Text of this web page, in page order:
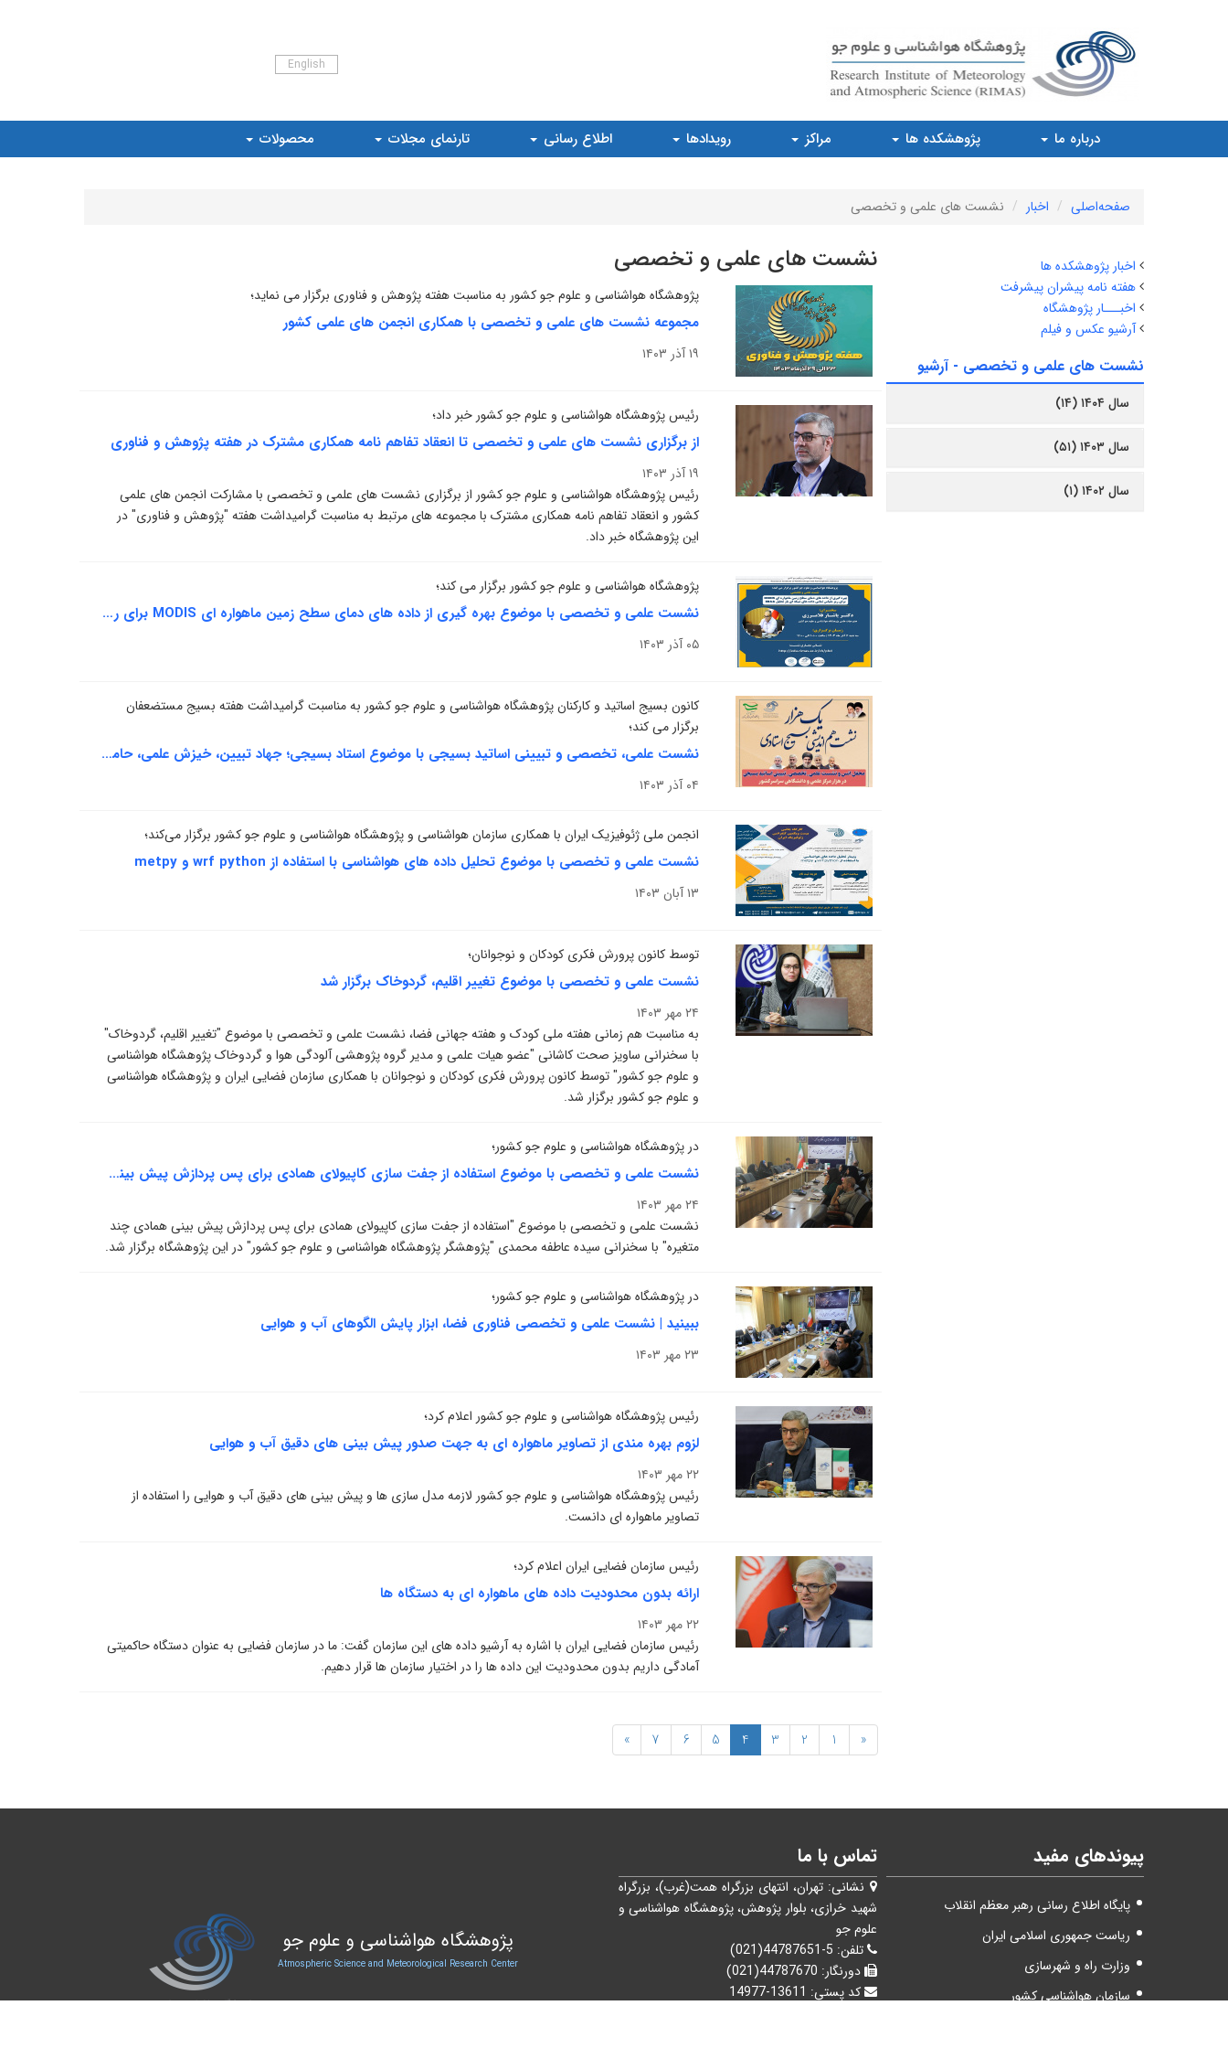
English
درباره ما پژوهشکده ها مراکز رویدادها اطلاع رسانی تارنمای مجلات محصولات
صفحه‌اصلی اخبار نشست های علمی و تخصصی
نشست های علمی و تخصصی
پژوهشگاه هواشناسی و علوم جو کشور به مناسبت هفته پژوهش و فناوری برگزار می نماید؛
مجموعه نشست های علمی و تخصصی با همکاری انجمن های علمی کشور
۱۹ آذر ۱۴۰۳
رئیس پژوهشگاه هواشناسی و علوم جو کشور خبر داد؛
از برگزاری نشست های علمی و تخصصی تا انعقاد تفاهم نامه همکاری مشترک در هفته پژوهش و فناوری
۱۹ آذر ۱۴۰۳
رئیس پژوهشگاه هواشناسی و علوم جو کشور از برگزاری نشست های علمی و تخصصی با مشارکت انجمن های علمی
کشور و انعقاد تفاهم نامه همکاری مشترک با مجموعه های مرتبط به مناسبت گرامیداشت هفته "پژوهش و فناوری" در
این پژوهشگاه خبر داد.
پژوهشگاه هواشناسی و علوم جو کشور برگزار می کند؛
نشست علمی و تخصصی با موضوع بهره گیری از داده های دمای سطح زمین ماهواره ای MODIS برای ریز مقیاس نمایی داده های شبکه ای باز تحلیل ERA۵
۰۵ آذر ۱۴۰۳
کانون بسیج اساتید و کارکنان پژوهشگاه هواشناسی و علوم جو کشور به مناسبت گرامیداشت هفته بسیج مستضعفان
برگزار می کند؛
نشست علمی، تخصصی و تبیینی اساتید بسیجی با موضوع استاد بسیجی؛ جهاد تبیین، خیزش علمی، حامی مقاومت
۰۴ آذر ۱۴۰۳
انجمن ملی ژئوفیزیک ایران با همکاری سازمان هواشناسی و پژوهشگاه هواشناسی و علوم جو کشور برگزار می‌کند؛
نشست علمی و تخصصی با موضوع تحلیل داده های هواشناسی با استفاده از wrf python و metpy
۱۳ آبان ۱۴۰۳
توسط کانون پرورش فکری کودکان و نوجوانان؛
نشست علمی و تخصصی با موضوع تغییر اقلیم، گردوخاک برگزار شد
۲۴ مهر ۱۴۰۳
به مناسبت هم‌ زمانی هفته ملی کودک و هفته جهانی فضا، نشست علمی و تخصصی با موضوع "تغییر اقلیم، گردوخاک"
با سخنرانی ساویز صحت کاشانی "عضو هیات علمی و مدیر گروه پژوهشی آلودگی هوا و گردوخاک پژوهشگاه هواشناسی
و علوم جو کشور" توسط کانون پرورش فکری کودکان و نوجوانان با همکاری سازمان فضایی ایران و پژوهشگاه هواشناسی
و علوم جو کشور برگزار شد.
در پژوهشگاه هواشناسی و علوم جو کشور؛
نشست علمی و تخصصی با موضوع استفاده از جفت سازی کاپیولای همادی برای پس پردازش پیش بینی همادی چند متغیره برگزار شد
۲۴ مهر ۱۴۰۳
نشست علمی و تخصصی با موضوع "استفاده از جفت سازی کاپیولای همادی برای پس پردازش پیش بینی همادی چند
متغیره" با سخنرانی سیده عاطفه محمدی "پژوهشگر پژوهشگاه هواشناسی و علوم جو کشور" در این پژوهشگاه برگزار شد.
در پژوهشگاه هواشناسی و علوم جو کشور؛
ببینید | نشست علمی و تخصصی فناوری فضا، ابزار پایش الگوهای آب و هوایی
۲۳ مهر ۱۴۰۳
رئیس پژوهشگاه هواشناسی و علوم جو کشور اعلام کرد؛
لزوم بهره مندی از تصاویر ماهواره ای به جهت صدور پیش بینی های دقیق آب و هوایی
۲۲ مهر ۱۴۰۳
رئیس پژوهشگاه هواشناسی و علوم جو کشور لازمه مدل سازی ها و پیش بینی های دقیق آب و هوایی را استفاده از
تصاویر ماهواره ای دانست.
رئیس سازمان فضایی ایران اعلام کرد؛
ارائه بدون محدودیت داده‌ های ماهواره‌ ای به دستگاه ‌ها
۲۲ مهر ۱۴۰۳
رئیس سازمان فضایی ایران با اشاره به آرشیو داده ‌های این سازمان گفت: ما در سازمان فضایی به عنوان دستگاه حاکمیتی
آمادگی داریم بدون محدودیت این داده ‌ها را در اختیار سازمان ‌ها قرار دهیم.
«
1
2
3
4
5
6
7
»
اخبار پژوهشکده ها
هفته نامه پیشران پیشرفت
اخبـــار پژوهشگاه
آرشیو عکس و فیلم
نشست های علمی و تخصصی - آرشیو
سال ۱۴۰۴ (۱۴)
سال ۱۴۰۳ (۵۱)
سال ۱۴۰۲ (۱)
پیوندهای مفید
پایگاه اطلاع رسانی رهبر معظم انقلاب
ریاست جمهوری اسلامی ایران
وزارت راه و شهرسازی
سازمان هواشناسی کشور
تماس با ما
نشانی: تهران، انتهای بزرگراه همت(غرب)، بزرگراه
شهيد خرازی، بلوار پژوهش، پژوهشگاه هواشناسی و
علوم جو
تلفن: 5-44787651(021)
دورنگار: 44787670(021)
کد پستی: 13611-14977
پژوهشگاه هواشناسی و علوم جو
Atmospheric Science and Meteorological Research Center